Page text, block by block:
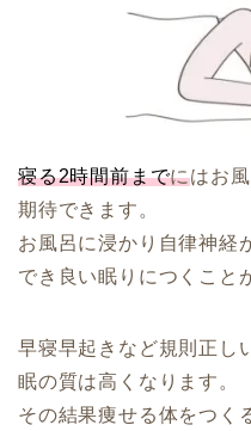
寝る2時間前までにはお
期待できます。
お風呂に浸かり自律神経
でき良い眠りにつくこと
早寝早起きなど規則正し
眠の質は高くなります。
その結果痩せる体をつく